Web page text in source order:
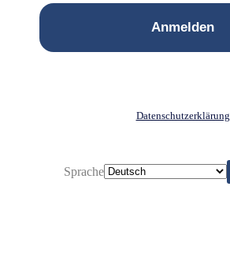
Datenschutzerklärung
Sprache